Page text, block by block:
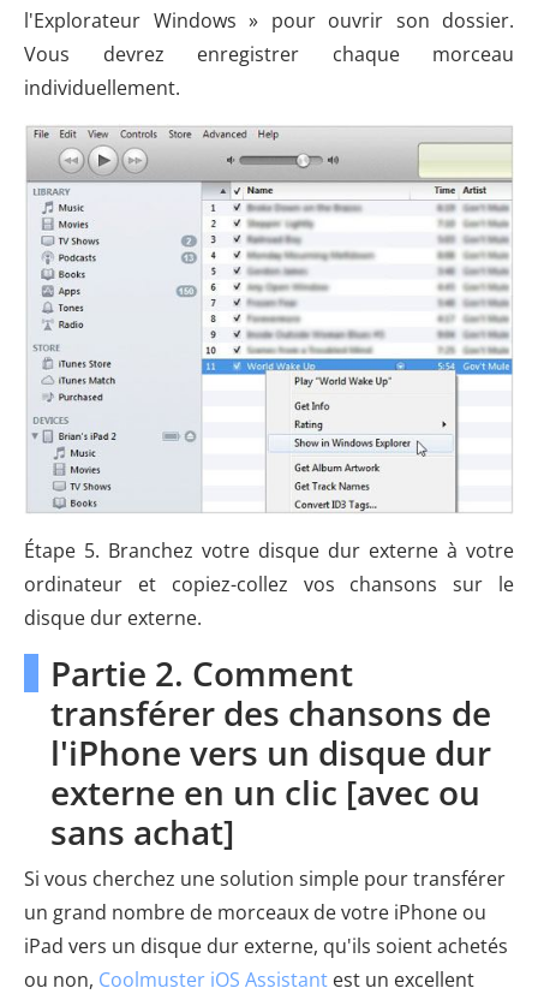
l'Explorateur Windows » pour ouvrir son dossier.
Vous devrez enregistrer chaque morceau
individuellement.
Étape 5. Branchez votre disque dur externe à votre
ordinateur et copiez-collez vos chansons sur le
disque dur externe.
Partie 2. Comment
transférer des chansons de
l'iPhone vers un disque dur
externe en un clic [avec ou
sans achat]
Si vous cherchez une solution simple pour transférer
un grand nombre de morceaux de votre iPhone ou
iPad vers un disque dur externe, qu'ils soient achetés
ou non, Coolmuster iOS Assistant est un excellent